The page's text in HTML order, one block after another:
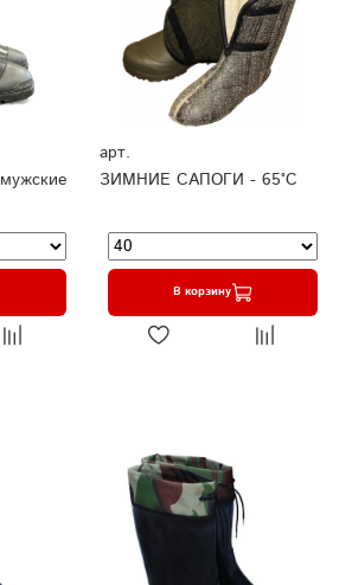
арт.
ЗИМНИЕ САПОГИ - 65°C
В корзину